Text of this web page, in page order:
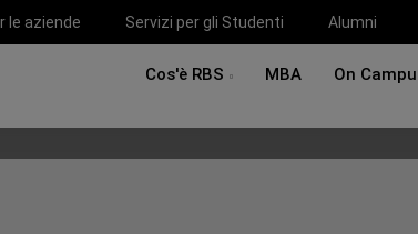
le aziende Servizi per gli Studenti Alumni
Cos'è RBS MBA On